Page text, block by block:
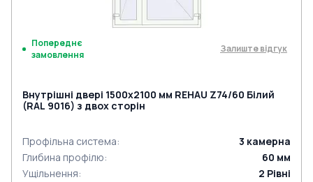
Попереднє
замовлення
Залиште відгук
Внутрішні двері 1500x2100 мм REHAU Z74/60 Білий
(RAL 9016) з двох сторін
Профільна система: 3 камерна
Глибина профілю: 60 мм
Ущільнення: 2 Рівні